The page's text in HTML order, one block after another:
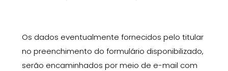
Os dados eventualmente fornecidos pelo titular
no preenchimento do formulário disponibilizado,
serão encaminhados por meio de e-mail com